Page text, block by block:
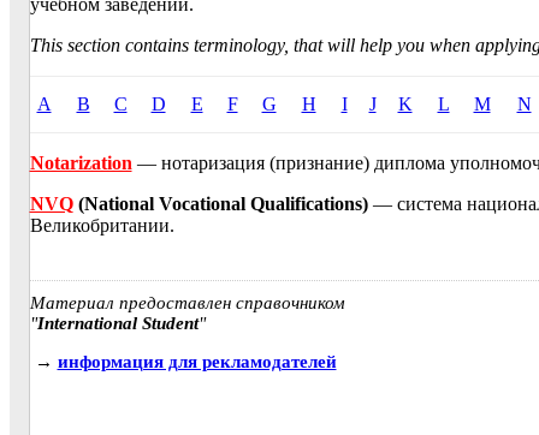
учебном заведении.
This section contains terminology, that will help you when
A B C D E F G H I J K L M N
Notarization — нотаризация (признание) диплома
NVQ (National Vocational Qualifications)— система
Великобритании.
Материал предоставлен справочником
"International Student"
→ информация для рекламодателей